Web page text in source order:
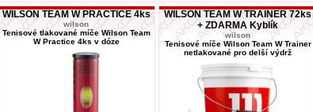
WILSON TEAM W PRACTICE 4ks
wilson
Tenisové tlakované míče Wilson Team
W Practice 4ks v dóze
WILSON TEAM W TRAINER 72ks
+ ZDARMA Kyblík
wilson
Tenisové míče Wilson Team W Trainer
netlakované pro delší výdrž